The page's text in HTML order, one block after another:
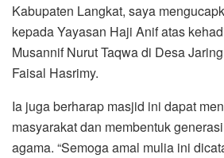
Kabupaten Langkat, saya
kepada Yayasan Haji Anif atas
Musannif Nurut Taqwa di Desa
Faisal Hasrimy.
Ia juga berharap masjid ini dapat
masyarakat dan membentuk
agama. “Semoga amal mulia ini